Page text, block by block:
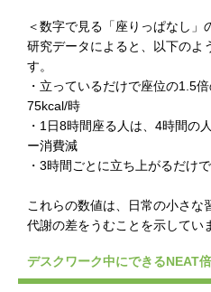
＜数字で見る「座りっぱなし」
研究データによると、以下のよ
す。
・立っているだけで座位の1.5
75kcal/時
・1日8時間座る人は、4時間の
ー消費減
・3時間ごとに立ち上がるだけ
これらの数値は、日常の小さな
代謝の差をうむことを示してい
デスクワーク中にできるNEAT